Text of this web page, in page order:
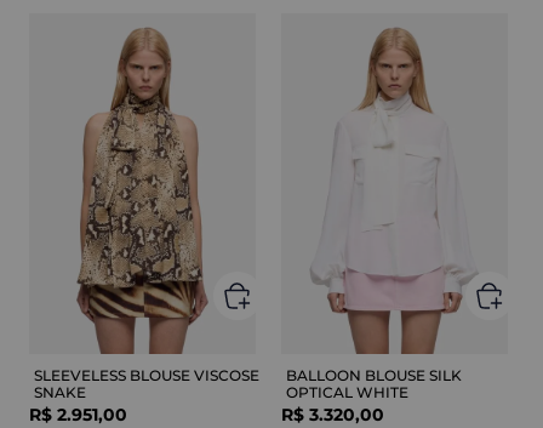
SLEEVELESS BLOUSE VISCOSE
SNAKE
R$ 2.951,00
BALLOON BLOUSE SILK
OPTICAL WHITE
R$ 3.320,00